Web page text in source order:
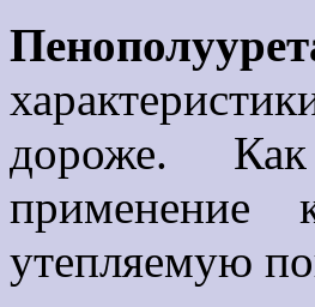
дороже.
применение
утепляемую